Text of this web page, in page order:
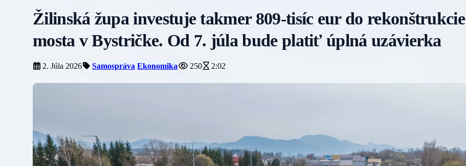
Žilinská župa investuje takmer 809-tisíc eur do rekonštrukcie
mosta v Bystričke. Od 7. júla bude platiť úplná uzávierka
2. Júla 2026 Samospráva Ekonomika 250 2:02